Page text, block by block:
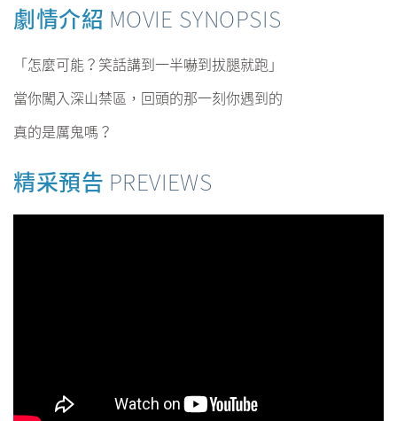
劇情介紹 MOVIE SYNOPSIS
「怎麼可能？笑話講到一半嚇到拔腿就跑」
當你闖入深山禁區，回頭的那一刻你遇到的
真的是厲鬼嗎？
精采預告 PREVIEWS